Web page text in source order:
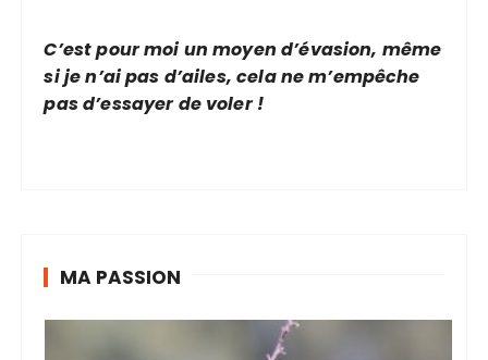
C’est pour moi un moyen d’évasion, même
si je n’ai pas d’ailes, cela ne m’empêche
pas d’essayer de voler !
MA PASSION